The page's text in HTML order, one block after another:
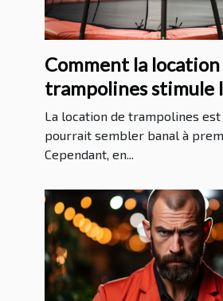
Comment la
trampolines stimule
locale
La location de trampolines est
pourrait sembler banal à
Cependant, en...